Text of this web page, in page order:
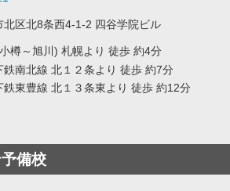
北区北8条西4-1-2 四谷学院ビル
樽～旭川) 札幌より 徒歩 約4分
鉄南北線 北１２条より 徒歩 約7分
鉄東豊線 北１３条東より 徒歩 約12分
備校